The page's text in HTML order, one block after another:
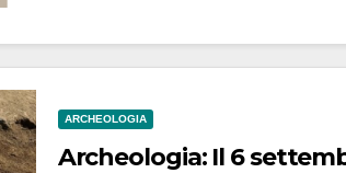
ARCHEOLOGIA
Archeologia: Il 6